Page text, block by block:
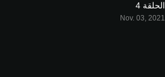
الحلقة 4
Nov. 03, 2021